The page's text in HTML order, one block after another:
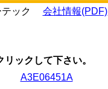
テック 会社情報(PDF)
ックして下さい。
A3E06451A